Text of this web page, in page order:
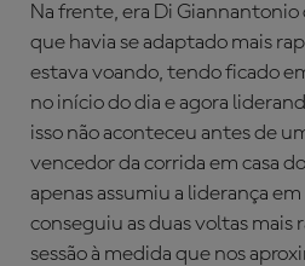
Na frente, era Di
que havia se adaptado mais
estava voando, tendo ficado
no início do dia e agora
isso não aconteceu antes de
vencedor da corrida em casa
apenas assumiu a liderança
conseguiu as duas voltas mais
sessão à medida que nos